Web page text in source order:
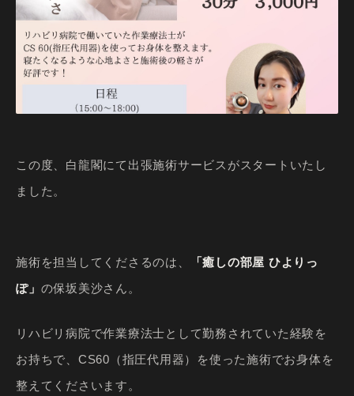
この度、白龍閣にて出張施術サービスがスタートいたし
ました。
施術を担当してくださるのは、
「癒しの部屋 ひよりっ
ぽ」 の保坂美沙さん。
リハビリ病院で作業療法士として勤務されていた経験を
お持ちで、CS60（指圧代用器）を使った施術でお身体を
整えてくださいます。